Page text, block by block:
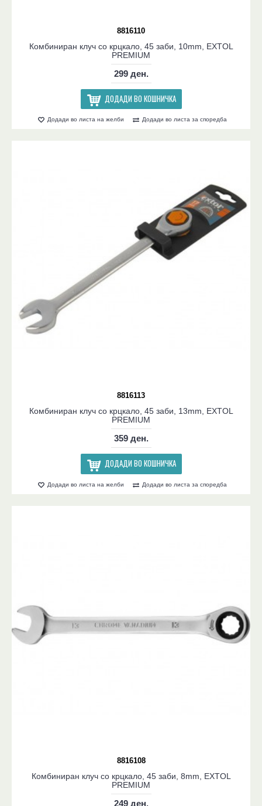
8816110
Комбиниран клуч со крцкало, 45 заби, 10mm, EXTOL
PREMIUM
299 ден.
ДОДАДИ ВО КОШНИЧКА
Додади во листа на желби Додади во листа за споредба
8816113
Комбиниран клуч со крцкало, 45 заби, 13mm, EXTOL
PREMIUM
359 ден.
ДОДАДИ ВО КОШНИЧКА
Додади во листа на желби Додади во листа за споредба
8816108
Комбиниран клуч со крцкало, 45 заби, 8mm, EXTOL
PREMIUM
249 ден.